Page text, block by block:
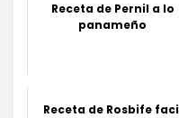
Receta de Pernil a lo
panameño
Receta de Rosbife